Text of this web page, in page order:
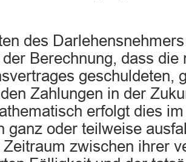
des
der Berechnung, dass
geschuldeten,
Zahlungen in der
erfolgt dies
ganz oder teilweise
Zeitraum zwischen ihrer